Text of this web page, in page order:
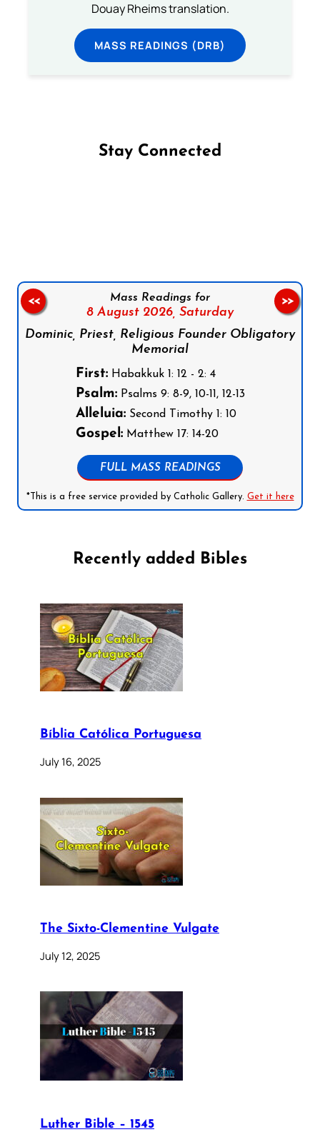
Douay Rheims translation.
MASS READINGS (DRB)
Stay Connected
Mass Readings for
8 August 2026, Saturday
Dominic, Priest, Religious Founder Obligatory
Memorial
First:Habakkuk 1: 12 - 2: 4
Psalm:Psalms 9: 8-9, 10-11, 12-13
Alleluia:Second Timothy 1: 10
Gospel:Matthew 17: 14-20
FULL MASS READINGS
*This is a free service provided by Catholic Gallery. Get it here
<< >>
Recently added Bibles
Bíblia Católica Portuguesa
July 16, 2025
The Sixto-Clementine Vulgate
July 12, 2025
Luther Bible – 1545